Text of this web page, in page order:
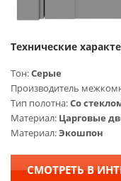
Технические
Тон:Серые
Производитель
Тип полотна:Со
Материал: Царговые
Материал:Экошпон
СМОТРЕТЬ В